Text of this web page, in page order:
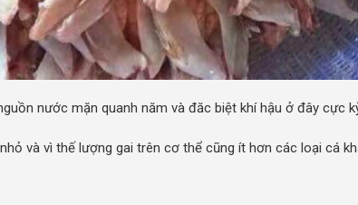
nước mặn quanh năm và đăc biệt khí hậu ở đây cực
và vì thế lượng gai trên cơ thể cũng ít hơn các loại cá